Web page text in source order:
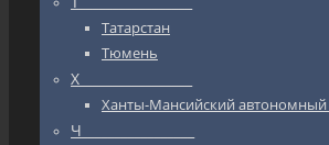
Татарстан
Тюмень
Х_________________
Ханты-Мансийский
Ч_________________